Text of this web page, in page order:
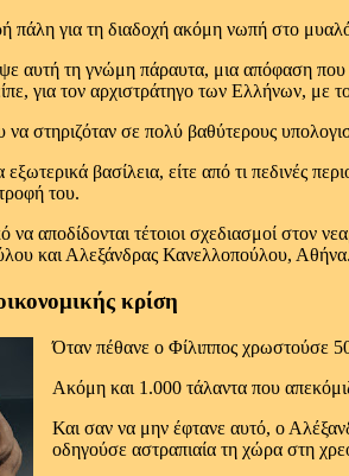
πάλη για τη διαδοχή ακόμη νωπή στο
αυτή τη γνώμη πάραυτα, μια απόφαση που
για τον αρχιστράτηγο των Ελλήνων, με
στηριζόταν σε πολύ βαθύτερους
βασίλεια, είτε από τι πεδινές
του.
να αποδίδονται τέτοιοι σχεδιασμοί στον
και Αλεξάνδρας Κανελλοπούλου, Αθήνα.
κρίση
Όταν πέθανε ο Φίλιππος χρωστούσε
Ακόμη και 1.000 τάλαντα που
Και σαν να μην έφτανε αυτό, ο
οδηγούσε αστραπιαία τη χώρα στη